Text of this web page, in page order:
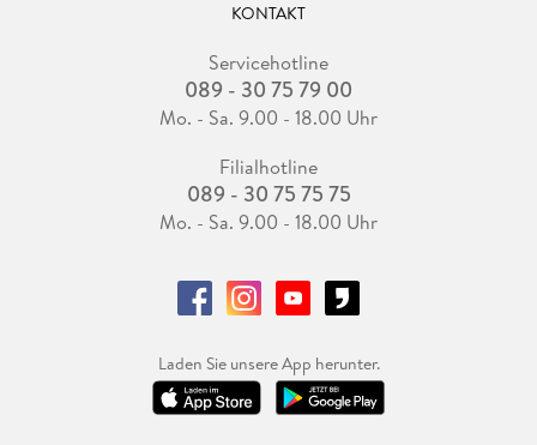
KONTAKT
Servicehotline
089 - 30 75 79 00
Mo. - Sa. 9.00 - 18.00 Uhr
Filialhotline
089 - 30 75 75 75
Mo. - Sa. 9.00 - 18.00 Uhr
Laden Sie unsere App herunter.